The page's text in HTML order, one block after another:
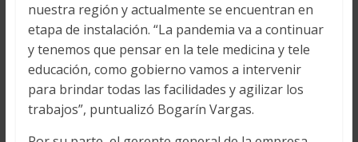
nuestra región y actualmente se encuentran en
etapa de instalación. “La pandemia va a continuar
y tenemos que pensar en la tele medicina y tele
educación, como gobierno vamos a intervenir
para brindar todas las facilidades y agilizar los
trabajos”, puntualizó Bogarín Vargas.